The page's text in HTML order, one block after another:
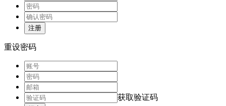
注册
重设密码
获取验证码